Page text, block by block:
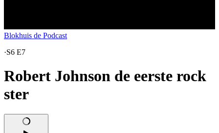
Blokhuis de Podcast
·S6 E7
Robert Johnson de eerste rock
ster